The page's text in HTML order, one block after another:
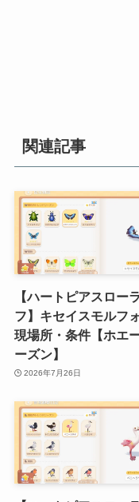
関連記事
【ハートピアスロー
フ】キセイスモルフ
現場所・条件【ホエ
ーズン】
2026年7月26日